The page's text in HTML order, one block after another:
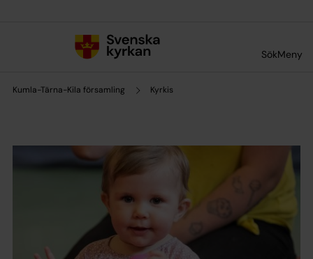
SökMeny
Kumla-Tärna-Kila församling Kyrkis